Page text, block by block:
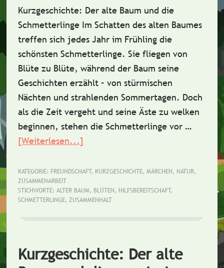
Kurzgeschichte: Der alte Baum und die
Schmetterlinge Im Schatten des alten Baumes
treffen sich jedes Jahr im Frühling die
schönsten Schmetterlinge. Sie fliegen von
Blüte zu Blüte, während der Baum seine
Geschichten erzählt – von stürmischen
Nächten und strahlenden Sommertagen. Doch
als die Zeit vergeht und seine Äste zu welken
beginnen, stehen die Schmetterlinge vor …
[Weiterlesen...]
alte
Baum
und
KATEGORIE: FREUNDSCHAFT, KURZGESCHICHTE, MÄRCHEN, NATUR,
ZUSAMMENARBEIT
STICHWORTE: ALTER BAUM, BLÜTEN, HILFSBEREITSCHAFT,
SCHMETTERLINGE, ZUSAMMENHALT
Kurzgeschichte: Der alte